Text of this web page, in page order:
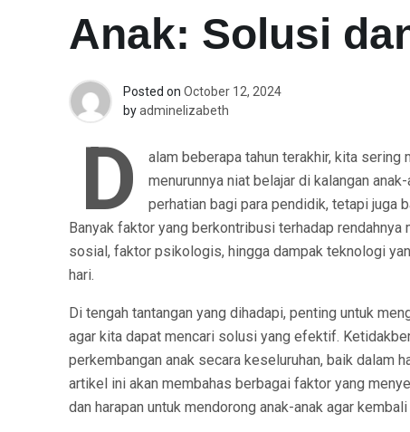
Anak: Solusi
Posted on October 12, 2024
byadminelizabeth
D
alam beberapa tahun terakhir, kita sering
menurunnya niat belajar di kalangan
perhatian bagi para pendidik, tetapi juga
Banyak faktor yang berkontribusi terhadap rendahnya
sosial, faktor psikologis, hingga dampak teknologi
hari.
Di tengah tantangan yang dihadapi, penting untuk
agar kita dapat mencari solusi yang efektif.
perkembangan anak secara keseluruhan, baik dalam
artikel ini akan membahas berbagai faktor yang
dan harapan untuk mendorong anak-anak agar